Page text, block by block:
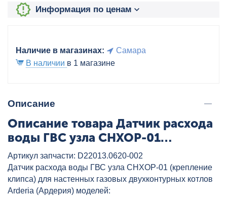
Информация по ценам
Наличие в магазинах:
Самара
В наличии в 1 магазине
Описание
Описание товара Датчик расхода
воды ГВС узла СНХОР-01
(крепл.клипса) ARDERIA, артикул:
D22013.0620-002
Артикул запчасти: D22013.0620-002
Датчик расхода воды ГВС узла CHXOP-01 (крепление
клипса) для настенных газовых двухконтурных котлов
Arderia (Ардерия) моделей: